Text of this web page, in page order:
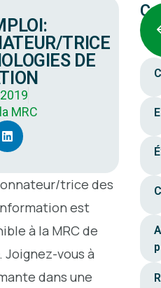
TRICE
DE
MRC
trice des
est
à la MRC de
Joignez-vous à
dans une